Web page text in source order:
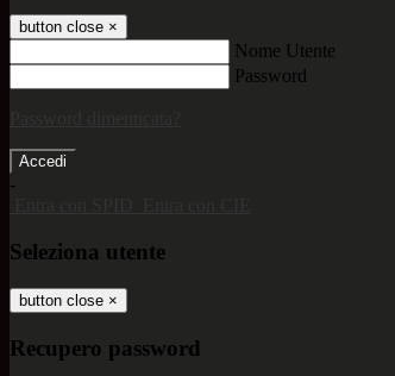
button close ×
Nome Utente
Password
-
Seleziona utente
button close ×
Recupero password